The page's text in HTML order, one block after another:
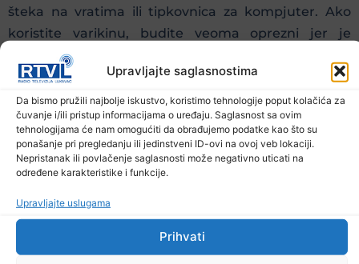
Upravljajte saglasnostima
Da bismo pružili najbolje iskustvo, koristimo tehnologije poput kolačića za
čuvanje i/ili pristup informacijama o uređaju. Saglasnost sa ovim
tehnologijama će nam omogućiti da obrađujemo podatke kao što su
ponašanje pri pregledanju ili jedinstveni ID-ovi na ovoj veb lokaciji.
Nepristanak ili povlačenje saglasnosti može negativno uticati na
određene karakteristike i funkcije.
Upravljajte uslugama
Prihvati
šteka na vratima ili tipkovnica za kompjuter. Ako
koristite varikinu, budite veoma oprezni jer je
izuzetno oksidativna i može nagristi kožu i mukozne
membrane te druge materijale.
S obzirom da je telefon često u direktnom kontaktu
sa vašim rukama i licem, on može biti glavni vektor
za prenos virusa. Ekran mobilnog telefona možete
dezinfikovati pomoću maramica za dezinfekciju ili
papirnih ubrusa natopljenih alkoholom.
Da li se domaće životinje mogu razboljeti od
COVID-19 i zaraziti čovjeka?